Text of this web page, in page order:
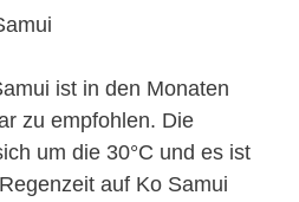
ist in den Monaten
zu empfohlen. Die
um die 30°C und es ist
auf Ko Samui